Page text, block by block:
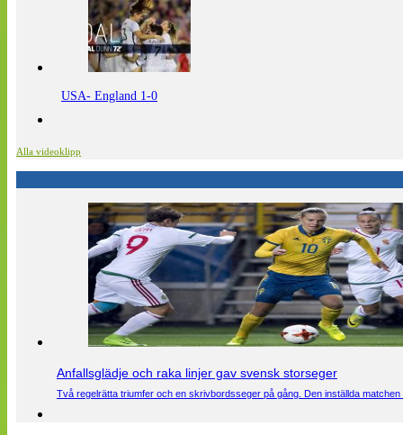
USA- England 1-0
Alla videoklipp
Anfallsglädje och raka linjer gav svensk storseger
Två regelrätta triumfer och en skrivbordsseger på gång. Den inställda